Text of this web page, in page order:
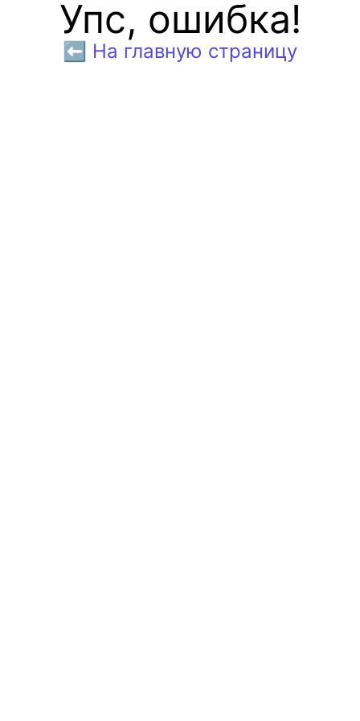
Упс, ошибка!
⬅️ На главную страницу